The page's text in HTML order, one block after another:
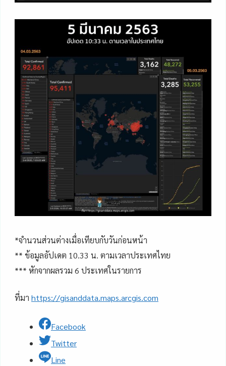
*จำนวนส่วนต่างเมื่อเทียบกับวันก่อนหน้า
** ข้อมูลอัปเดต 10.33 น. ตามเวลาประเทศไทย
*** หักจากผลรวม 6 ประเทศในรายการ
ที่มา https://gisanddata.maps.arcgis.com
Facebook
Twitter
Line